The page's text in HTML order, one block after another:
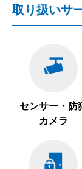
取り扱いサ
センサー・防
カメラ